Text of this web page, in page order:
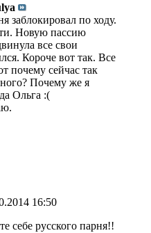
заблокировал по ходу.
Новую пассию
все свои
Короче вот так. Все
почему сейчас так
Почему же я
Ольга :(
16:50
себе русского парня!!